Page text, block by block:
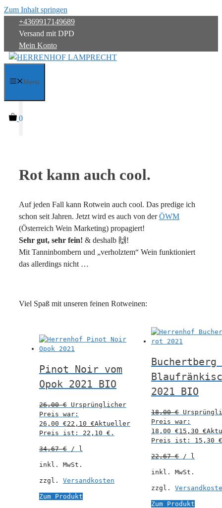
Zum Inhalt springen
+4369917149689
Versand mit DPD
Mein Konto
Menü
0
Rot kann auch cool.
Auf jeden Fall kann Rotwein auch cool. Das predige ich
schon seit Jahren. Jetzt wird es auch von derÖWM
(Österreich Wein Marketing) propagiert!
Sehr gut, sehr fein! & deshalb 🙌!
Mit Tanninbombern und „verholztem“ Wein funktioniert
das allerdings nicht …
Viel Spaß mit unseren feinen Rotweinen:
Pinot Noir vom
Opok 2021 BIO
26,00€ Ursprünglicher
Preis war:
26,00 €22,10 €Aktueller
Preis ist: 22,10 €.
34,67€ / l
inkl. MwSt.
zzgl. Versandkosten
Zum Produkt
Buchertberg
2021 BIO
18,00€
Preis war:
18,00 €15,30 €
Preis ist: 15,30
22,67€ / l
inkl. MwSt.
zzgl.
Zum Produkt